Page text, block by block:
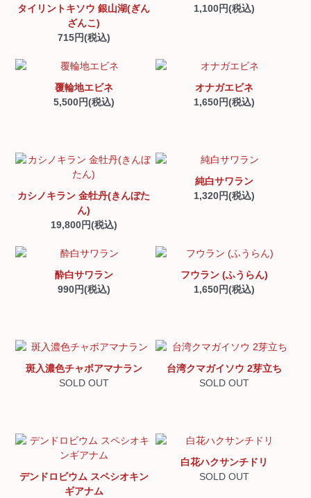
タイリントキソウ 銀山湖(ぎん
ざんこ)
715円(税込)
1,100円(税込)
覆輪地エビネ
5,500円(税込)
オナガエビネ
1,650円(税込)
カシノキラン 金牡丹(きんぼた
ん)
19,800円(税込)
純白サワラン
1,320円(税込)
酔白サワラン
990円(税込)
フウラン (ふうらん)
1,650円(税込)
斑入濃色チャボアマナラン
SOLD OUT
台湾クマガイソウ 2芽立ち
SOLD OUT
デンドロビウム スペシオキン
ギアナム
白花ハクサンチドリ
SOLD OUT